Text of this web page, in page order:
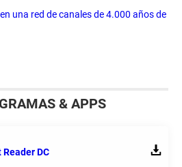
una red de canales de 4.000 años de
& APPS
DC